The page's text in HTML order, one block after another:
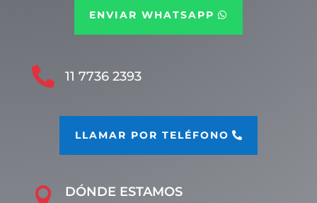
ENVIAR WHATSAPP
 11 7736 2393
LLAMAR POR TELÉFONO
 DÓNDE ESTAMOS